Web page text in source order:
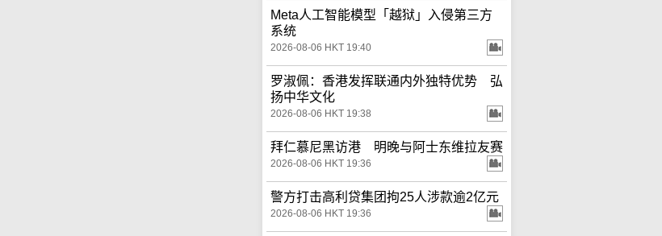
Meta人工智能模型「越狱」入侵第三方
系统
2026-08-06 HKT 19:40
罗淑佩：香港发挥联通内外独特优势 弘
扬中华文化
2026-08-06 HKT 19:38
拜仁慕尼黑访港 明晚与阿士东维拉友赛
2026-08-06 HKT 19:36
警方打击高利贷集团拘25人涉款逾2亿元
2026-08-06 HKT 19:36